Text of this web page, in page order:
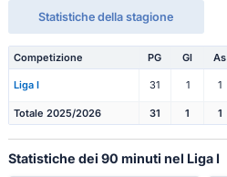
Statistiche della stagione
Competizione PG Gl As
Liga I 31 1 1
Totale 2025/2026 31 1 1
Statistiche dei 90 minuti nel Liga I